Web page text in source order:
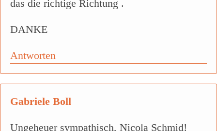
das die richtige Richtung .
DANKE
Antworten
Gabriele Boll
Ungeheuer sympathisch, Nicola Schmid!